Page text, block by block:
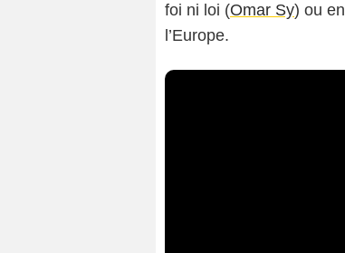
foi ni loi (Omar Sy) ou
l’Europe.